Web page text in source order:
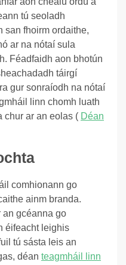
tú seoladh
san fhoirm ordaithe,
ar na nótaí sula
Féadfaidh aon bhotún
táirgí
gur sonraíodh na nótaí
linn chomh luath
chur ar an eolas ( Déan
comhionann go
ainm branda.
an gcéanna go
éifeacht leighis
tú sásta leis an
déan teagmháil linn